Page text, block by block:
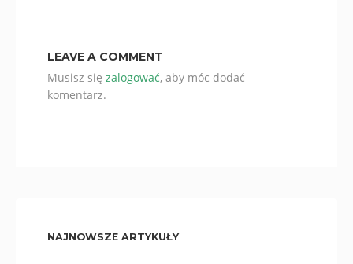
LEAVE A COMMENT
Musisz się zalogować, aby móc dodać
komentarz.
NAJNOWSZE ARTYKUŁY